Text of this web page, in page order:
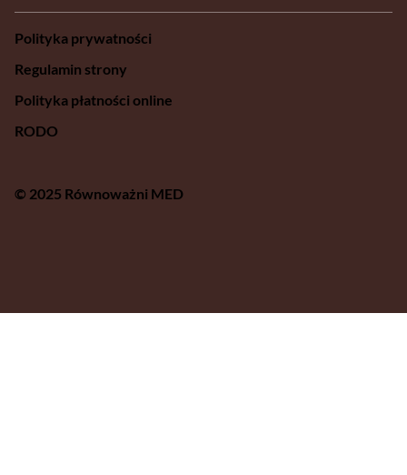
© 2025 Równoważni MED
Polityka prywatności
Regulamin strony
Polityka płatności online
RODO